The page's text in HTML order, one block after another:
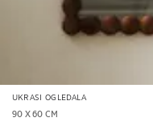
UKRASI OGLEDALA
90 X 60 CM